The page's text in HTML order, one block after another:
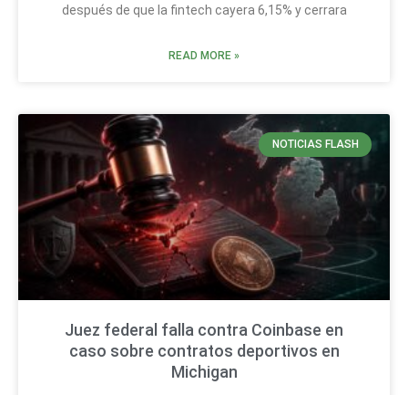
después de que la fintech cayera 6,15% y cerrara
READ MORE »
NOTICIAS FLASH
Juez federal falla contra Coinbase en
caso sobre contratos deportivos en
Michigan